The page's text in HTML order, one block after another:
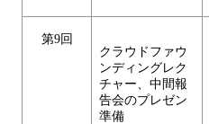
第9回
クラウドファウ
ンディングレク
チャー、中間報
告会のプレゼン
準備